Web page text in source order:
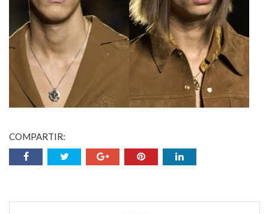
COMPARTIR: